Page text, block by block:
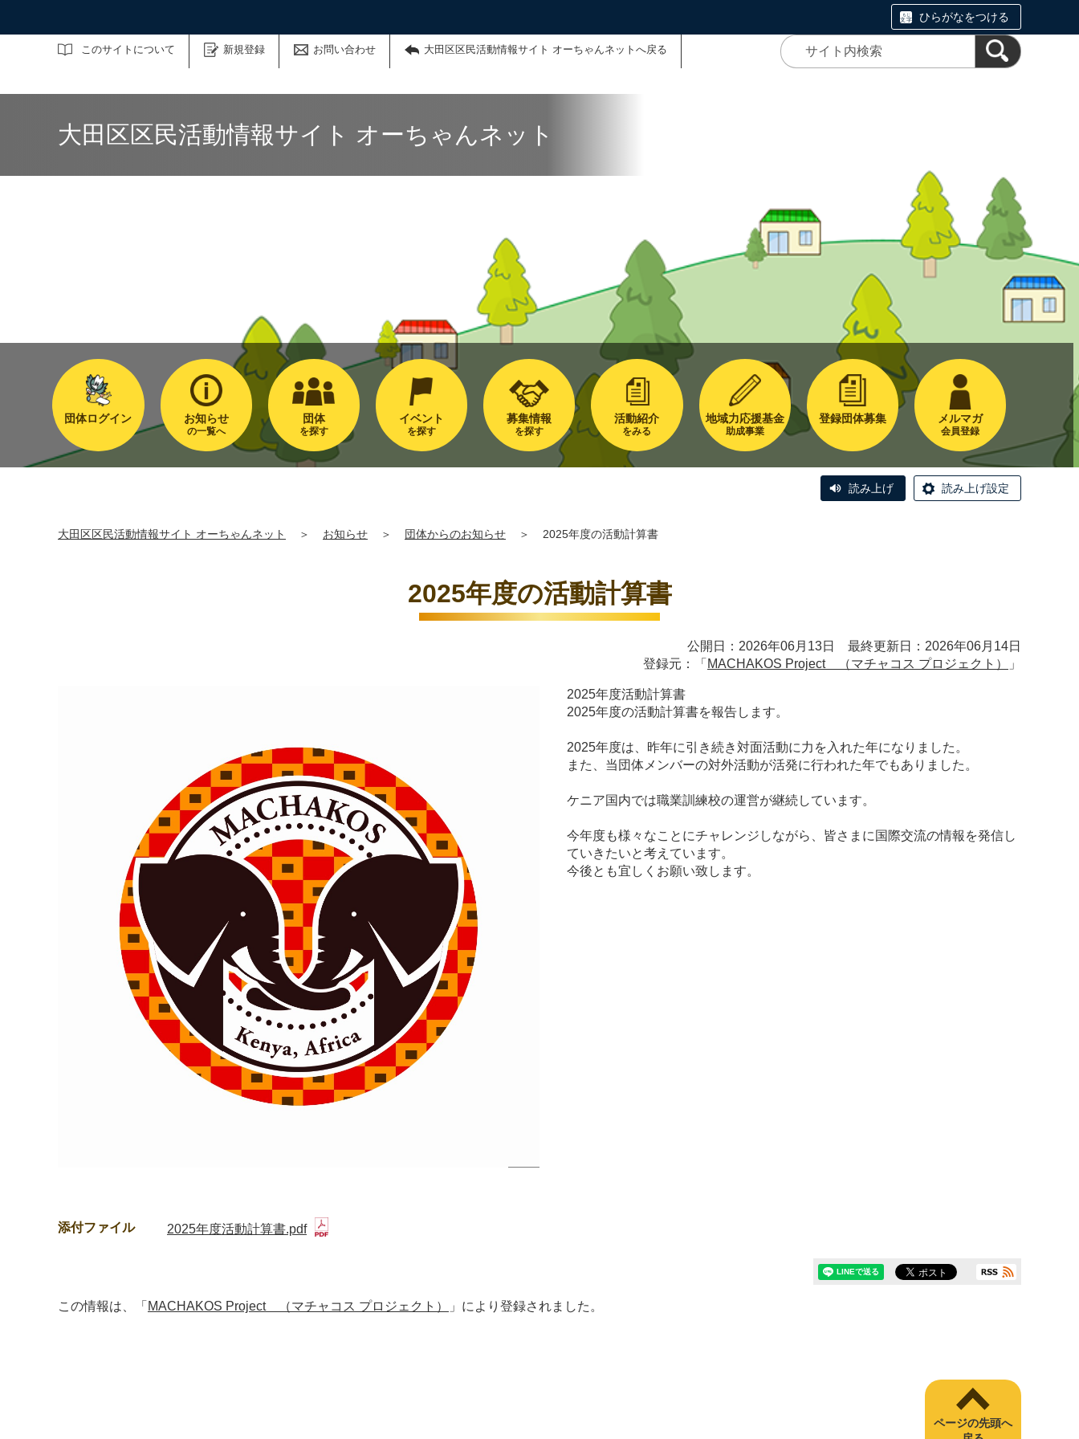
ひらがなをつける
このサイトについて 新規登録 お問い合わせ 大田区区民活動情報サイト オーちゃんネットへ戻る
サイト内検索
大田区区民活動情報サイト オーちゃんネット
団体ログイン お知らせ
の一覧へ
団体
を探す
イベント
を探す
募集情報
を探す
活動紹介
をみる
地域力応援基金
助成事業
登録団体募集 メルマガ
会員登録
読み上げ 読み上げ設定
大田区区民活動情報サイト オーちゃんネット ＞ お知らせ ＞ 団体からのお知らせ ＞ 2025年度の活動計算書
2025年度の活動計算書
公開日：2026年06月13日 最終更新日：2026年06月14日
登録元：「 MACHAKOS Project （マチャコス プロジェクト） 」
2025年度活動計算書
2025年度の活動計算書を報告します。
2025年度は、昨年に引き続き対面活動に力を入れた年になりました。
また、当団体メンバーの対外活動が活発に行われた年でもありました。
ケニア国内では職業訓練校の運営が継続しています。
今年度も様々なことにチャレンジしながら、皆さまに国際交流の情報を発信し
ていきたいと考えています。
今後とも宜しくお願い致します。
添付ファイル 2025年度活動計算書.pdf
この情報は、「 MACHAKOS Project （マチャコス プロジェクト） 」により登録されました。
ページの先頭へ